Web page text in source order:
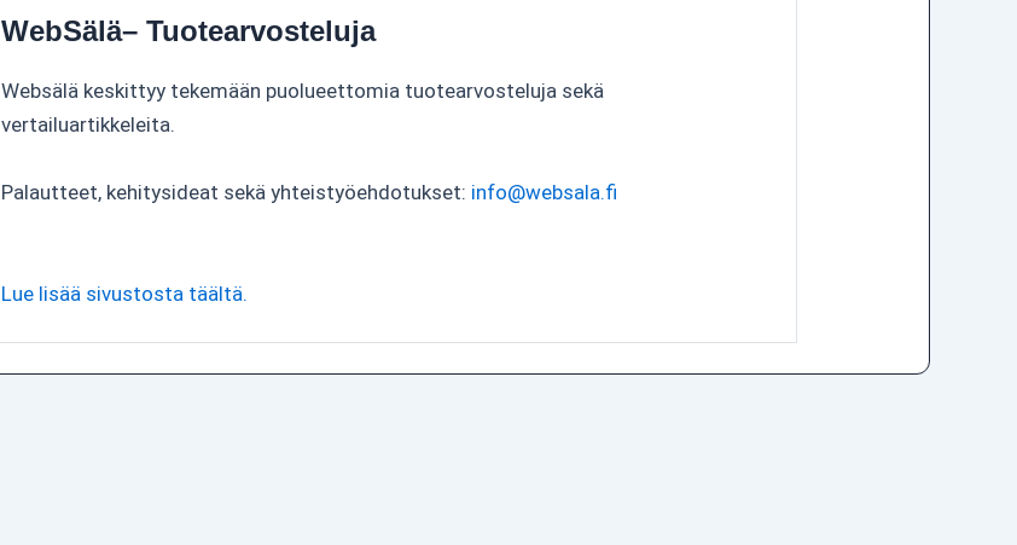
WebSälä– Tuotearvosteluja
Websälä keskittyy tekemään puolueettomia tuotearvosteluja sekä
vertailuartikkeleita.
Palautteet, kehitysideat sekä yhteistyöehdotukset: info@websala.fi
Lue lisää sivustosta täältä.